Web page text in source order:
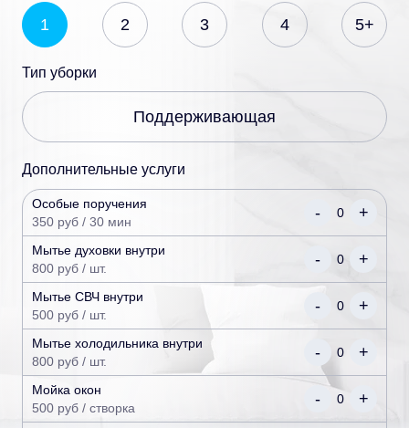
1 2 3 4 5+
Тип уборки
Поддерживающая
Дополнительные услуги
Особые поручения
350 руб / 30 мин
- 0 +
Мытье духовки внутри
800 руб / шт.
- 0 +
Мытье СВЧ внутри
500 руб / шт.
- 0 +
Мытье холодильника внутри
800 руб / шт.
- 0 +
Мойка окон
500 руб / створка
- 0 +